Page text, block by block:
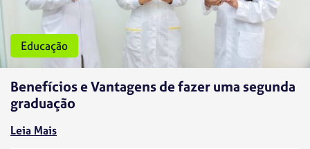
Educação
Benefícios e Vantagens de fazer uma segunda
graduação
Leia Mais